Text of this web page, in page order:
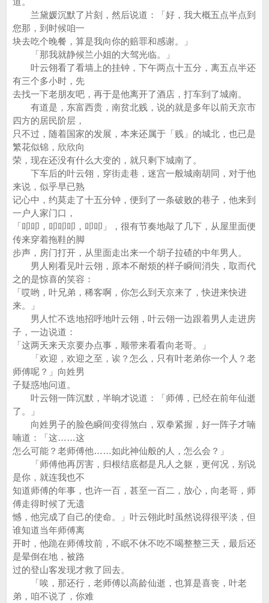
兰黛媛沉默了片刻，然后说道：「好，我大概五点半点到
您那，到时候咱一
块去吃个晚餐，算是我向你的赔罪和感谢。」
「那我就静候兰小姐的大驾光临。」
叶云翎看了看墙上的挂钟，下午两点十五分，离五点半还
有三个多小时，先
去找一下老朋友吧，再于是他离开了酒店，打车到了城南。
有道是，东富西贵，南贫北贱，说的就是多年以前天京市
四方的居民阶层，
只不过，随着国家的发展，本来还属于「贱」的城北，也已是
繁花似锦，欣欣向
荣，现在还没有什么大变的，就只剩下城南了。
下车后的叶云翎，穿街走巷，迷宫一般城南胡同，对于他
来说，似乎早已熟
记心中，约莫走了十五分钟，便到了一条破败的巷子，他来到
一户人家门口，
「叩叩，叩叩叩，叩叩」，很有节奏地敲了几下，从屋里面便
传来穿着拖鞋的脚
步声，房门打开，从里面走出来一个胡子拉碴的中年男人。
男人刚看见叶云翎，原本不耐烦的样子瞬间消失，取而代
之的是惊喜的笑容：
「哎哟，叶兄弟，稀客啊，你怎么到天京来了，快进来快进
来。」
男人忙不迭地招呼地叶云翎，叶云翎一边跟着男人走进房
子，一边说道：
「这两天来天京要办点事，顺带来看看向老哥。」
「欢迎，欢迎之至，诶？怎么，只有叶老弟你一个人？老
师傅呢？」向姓男
子疑惑地问道。
叶云翎一阵沉默，半晌才说道：「师傅，已经在前年仙逝
了。」
向姓男子的脸色瞬间变得煞白，双拳紧握，好一阵子才喃
喃道：「这……这
怎么可能？老师傅他……如此神仙般的人，怎么会？」
「师傅他再厉害，归根结底都是凡人之躯，更何况，别说
是你，就连我也不
知道师傅的年事，也许一百，甚至一百二，放心，向老哥，师
傅走得时候了无遗
憾，他完成了自己的使命。」叶云翎此时虽然说得很平淡，但
谁知道当年师傅离
开时，他跪在师傅坟前，不眠不休不吃不喝整整三天，最后还
是晕倒在地，被路
过的登山客发现才救了回去。
「唉，那还行，老师傅以高龄仙逝，也算是喜丧，叶老
弟，咱不说了，你难